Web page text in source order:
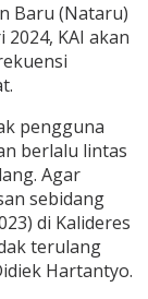
Baru (Nataru)
2024, KAI akan
pengguna
berlalu lintas
Agar
sebidang
di Kalideres
terulang
Hartantyo.